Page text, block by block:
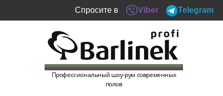
Спросите в Viber Telegram
Профессиональный шоу-рум современных
полов